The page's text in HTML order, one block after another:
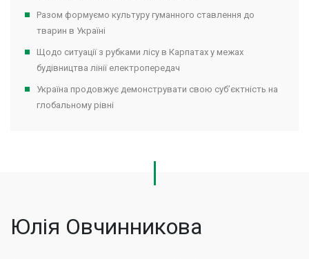
Разом формуємо культуру гуманного ставлення до
тварин в Україні
Щодо ситуації з рубками лісу в Карпатах у межах
будівництва лінії електропередач
Україна продовжує демонструвати свою суб’єктність на
глобальному рівні
Юлія Овчинникова